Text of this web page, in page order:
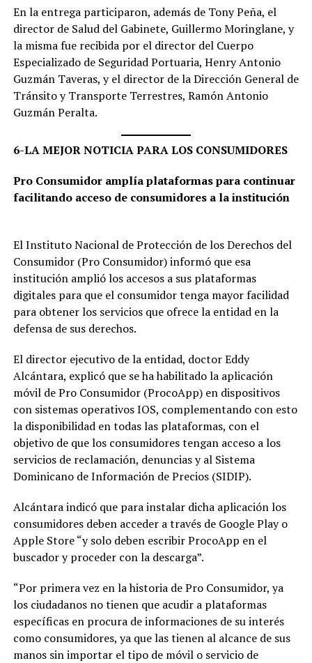
En la entrega participaron, además de Tony Peña, el
director de Salud del Gabinete, Guillermo Moringlane, y
la misma fue recibida por el director del Cuerpo
Especializado de Seguridad Portuaria, Henry Antonio
Guzmán Taveras, y el director de la Dirección General de
Tránsito y Transporte Terrestres, Ramón Antonio
Guzmán Peralta.
6-LA MEJOR NOTICIA PARA LOS CONSUMIDORES
Pro Consumidor amplía plataformas para continuar
facilitando acceso de consumidores a la institución
El Instituto Nacional de Protección de los Derechos del
Consumidor (Pro Consumidor) informó que esa
institución amplió los accesos a sus plataformas
digitales para que el consumidor tenga mayor facilidad
para obtener los servicios que ofrece la entidad en la
defensa de sus derechos.
El director ejecutivo de la entidad, doctor Eddy
Alcántara, explicó que se ha habilitado la aplicación
móvil de Pro Consumidor (ProcoApp) en dispositivos
con sistemas operativos IOS, complementando con esto
la disponibilidad en todas las plataformas, con el
objetivo de que los consumidores tengan acceso a los
servicios de reclamación, denuncias y al Sistema
Dominicano de Información de Precios (SIDIP).
Alcántara indicó que para instalar dicha aplicación los
consumidores deben acceder a través de Google Play o
Apple Store “y solo deben escribir ProcoApp en el
buscador y proceder con la descarga”.
“Por primera vez en la historia de Pro Consumidor, ya
los ciudadanos no tienen que acudir a plataformas
específicas en procura de informaciones de su interés
como consumidores, ya que las tienen al alcance de sus
manos sin importar el tipo de móvil o servicio de